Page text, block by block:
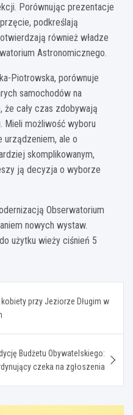
Porównując prezentacje
podkreślają
również władze
Astronomicznego.
Piotrowska, porównuje
samochodów na
cały czas zdobywają
Mieli możliwość wyboru
urządzeniem, ale o
skomplikowanym,
ją decyzja o wyborze
Obserwatorium
nowych wystaw.
użytku wieży ciśnień 5
przy Jeziorze Długim w
Budżetu Obywatelskiego:
czeka na zgłoszenia